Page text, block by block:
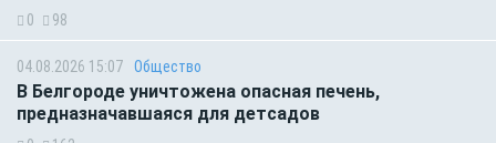
0 98
04.08.2026 15:07 Общество
В Белгороде уничтожена опасная печень,
предназначавшаяся для детсадов